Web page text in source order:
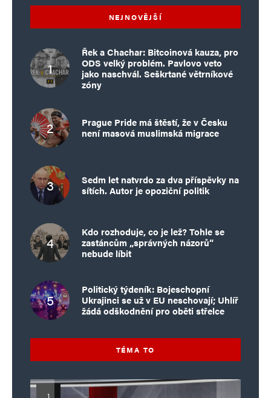
NEJNOVĚJŠÍ
Řek a Chachar: Bitcoinová kauza, pro
ODS velký problém. Pavlovo veto
jako naschvál. Seškrtané větrníkové
zóny
Prague Pride má štěstí, že v Česku
není masová muslimská migrace
Sedm let natvrdo za dva příspěvky na
sítích. Autor je opoziční politik
Kdo rozhoduje, co je lež? Tohle se
zastáncům „správných názorů“
nebude líbit
Politický týdeník: Bojeschopní
Ukrajinci se už v EU neschovají; Uhlíř
žádá odškodnění pro oběti střelce
TÉMA TO